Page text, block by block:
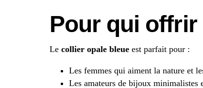
Pour qui
Le collier opale bleue est parfait pour :
Les femmes qui aiment la nature et
Les amateurs de bijoux minimalistes